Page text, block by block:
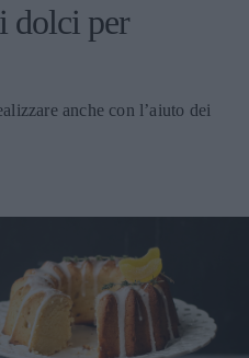
dolci per
anche con l’aiuto dei